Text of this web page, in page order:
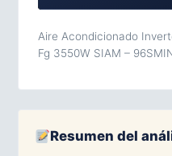
Aire Acondicionado
Fg 3550W SIAM –
Resumen del